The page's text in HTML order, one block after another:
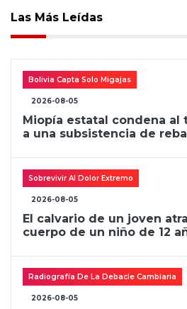
Las Más Leídas
Bolivia Capta Solo Migajas
2026-08-05
Miopía estatal condena al
a una subsistencia de
Sobrevivir Al Dolor Extremo
2026-08-05
El calvario de un joven
cuerpo de un niño de 12
Radiografía De La Debacle Cambiaria
2026-08-05